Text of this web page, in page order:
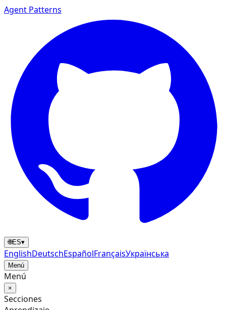
Agent Patterns
🌐ES▾
EnglishDeutschEspañolFrançaisУкраїнська
Menú
Menú
×
Secciones